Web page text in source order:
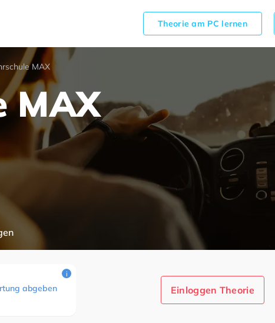
Theorie am PC lernen
MAX
MAX
abgeben
i
Einloggen Theorie